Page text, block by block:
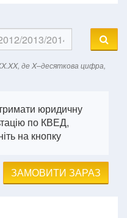
де X–десяткова цифра,
юридичну
по КВЕД,
на кнопку
ЗАМОВИТИ ЗАРАЗ